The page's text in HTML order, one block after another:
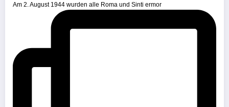
Am 2. August 1944 wurden alle Roma und Sinti ermor